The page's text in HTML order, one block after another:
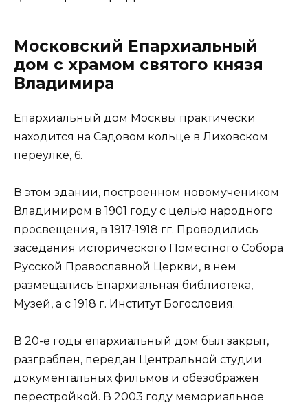
Московский Епархиальный
дом с храмом святого князя
Владимира
Епархиальный дом Москвы практически
находится на Садовом кольце в Лиховском
переулке, 6.
В этом здании, построенном новомучеником
Владимиром в 1901 году с целью народного
просвещения, в 1917-1918 гг. Проводились
заседания исторического Поместного Собора
Русской Православной Церкви, в нем
размещались Епархиальная библиотека,
Музей, а с 1918 г. Институт Богословия.
В 20-е годы епархиальный дом был закрыт,
разграблен, передан Центральной студии
документальных фильмов и обезображен
перестройкой. В 2003 году мемориальное